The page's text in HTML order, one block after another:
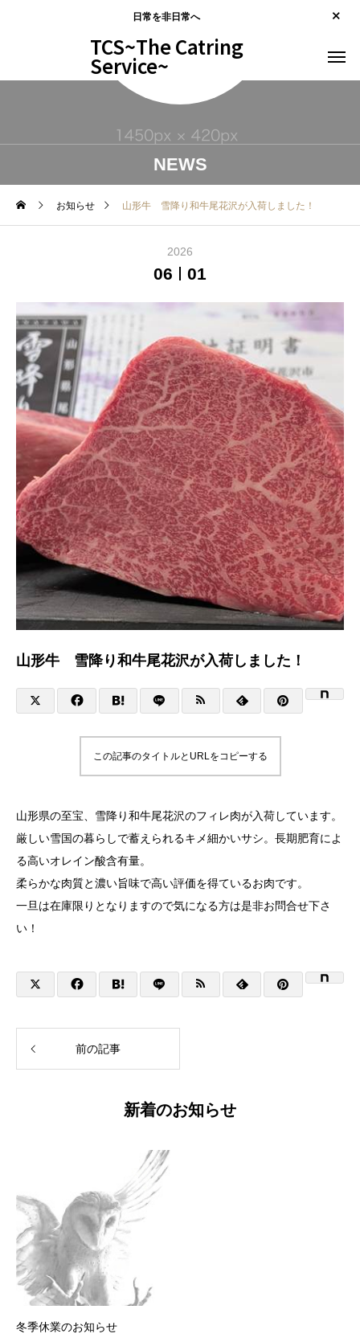
日常を非日常へ
TCS~The Catring
Service~
NEWS
お知らせ 山形牛 雪降り和牛尾花沢が入荷しました！
2026
06 01
山形牛 雪降り和牛尾花沢が入荷しました！
この記事のタイトルとURLをコピーする
山形県の至宝、 雪降り和牛尾花沢のフィレ肉が入荷しています。
厳しい雪国の暮らしで蓄えられるキメ細かいサシ。長期肥育によ
る高いオレイン酸含有量。
柔らかな肉質と濃い旨味で高い評価を得ているお肉です。
一旦は在庫限りとなりますので気になる方は是非お問合せ下さ
い！
前の記事
新着のお知らせ
冬季休業のお知らせ